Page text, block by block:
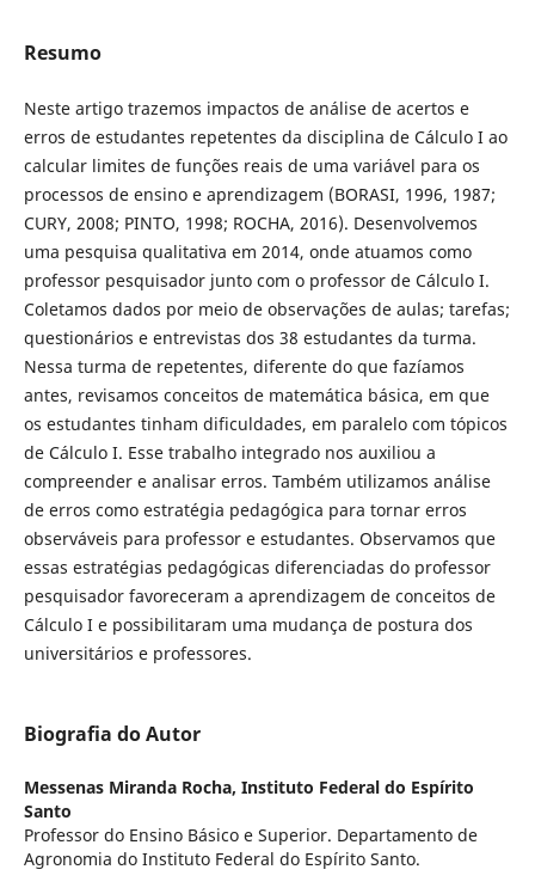
Resumo
Neste artigo trazemos impactos de análise de acertos e
erros de estudantes repetentes da disciplina de Cálculo I ao
calcular limites de funções reais de uma variável para os
processos de ensino e aprendizagem (BORASI, 1996, 1987;
CURY, 2008; PINTO, 1998; ROCHA, 2016). Desenvolvemos
uma pesquisa qualitativa em 2014, onde atuamos como
professor pesquisador junto com o professor de Cálculo I.
Coletamos dados por meio de observações de aulas; tarefas;
questionários e entrevistas dos 38 estudantes da turma.
Nessa turma de repetentes, diferente do que fazíamos
antes, revisamos conceitos de matemática básica, em que
os estudantes tinham dificuldades, em paralelo com tópicos
de Cálculo I. Esse trabalho integrado nos auxiliou a
compreender e analisar erros. Também utilizamos análise
de erros como estratégia pedagógica para tornar erros
observáveis para professor e estudantes. Observamos que
essas estratégias pedagógicas diferenciadas do professor
pesquisador favoreceram a aprendizagem de conceitos de
Cálculo I e possibilitaram uma mudança de postura dos
universitários e professores.
Biografia do Autor
Messenas Miranda Rocha, Instituto Federal do Espírito
Santo
Professor do Ensino Básico e Superior. Departamento de
Agronomia do Instituto Federal do Espírito Santo.